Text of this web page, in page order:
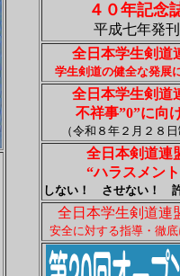
４０年記念
平成七年発刊
全日本学生剣道
学生剣道の健全な発展
全日本学生剣道
不祥事”0”に向
（令和８年２月２８日
全日本剣道連
“ハラスメン
しない！ させない！ 許
全日本学生剣道連
安全に対する指導・徹